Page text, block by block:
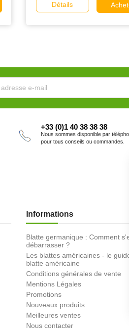
Détails
+33 (0)1 40 38 38 38
Nous sommes disponible par
pour tous conseils ou commandes.
Informations
Blatte germanique : Comment
débarrasser ?
Les blattes américaines - le
blatte américaine
Conditions générales de vente
Mentions Légales
Promotions
Nouveaux produits
Meilleures ventes
Nous contacter